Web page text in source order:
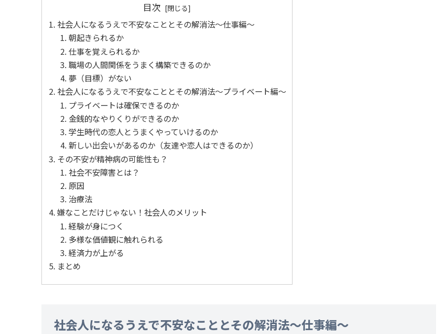
目次
社会人になるうえで不安なこととその解消法～仕事編～
朝起きられるか
仕事を覚えられるか
職場の人間関係をうまく構築できるのか
夢（目標）がない
社会人になるうえで不安なこととその解消法～プライベート編～
プライベートは確保できるのか
金銭的なやりくりができるのか
学生時代の恋人とうまくやっていけるのか
新しい出会いがあるのか（友達や恋人はできるのか）
その不安が精神病の可能性も？
社会不安障害とは？
原因
治療法
嫌なことだけじゃない！社会人のメリット
経験が身につく
多様な価値観に触れられる
経済力が上がる
まとめ
社会人になるうえで不安なこととその解消法～仕事編～